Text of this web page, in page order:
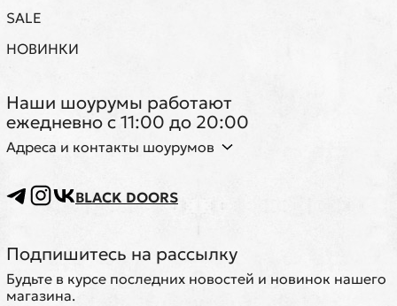
SALE
НОВИНКИ
Наши шоурумы работают
ежедневно с 11:00 до 20:00
Адреса и контакты шоурумов
BLACK DOORS
Подпишитесь на рассылку
Будьте в курсе последних новостей и новинок нашего
магазина.